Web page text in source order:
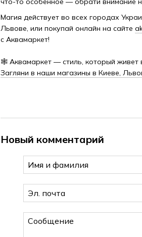
Магия действует во всех городах
Львове, или покупай онлайн на сайте
с Аквамаркет!
🕸️ Аквамаркет — стиль, который живет
Загляни в наши магазины в Киеве,
Новый комментарий